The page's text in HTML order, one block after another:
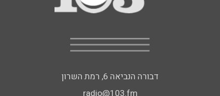
דבורה הנביאה 6, רמת השרון
radio@103.fm